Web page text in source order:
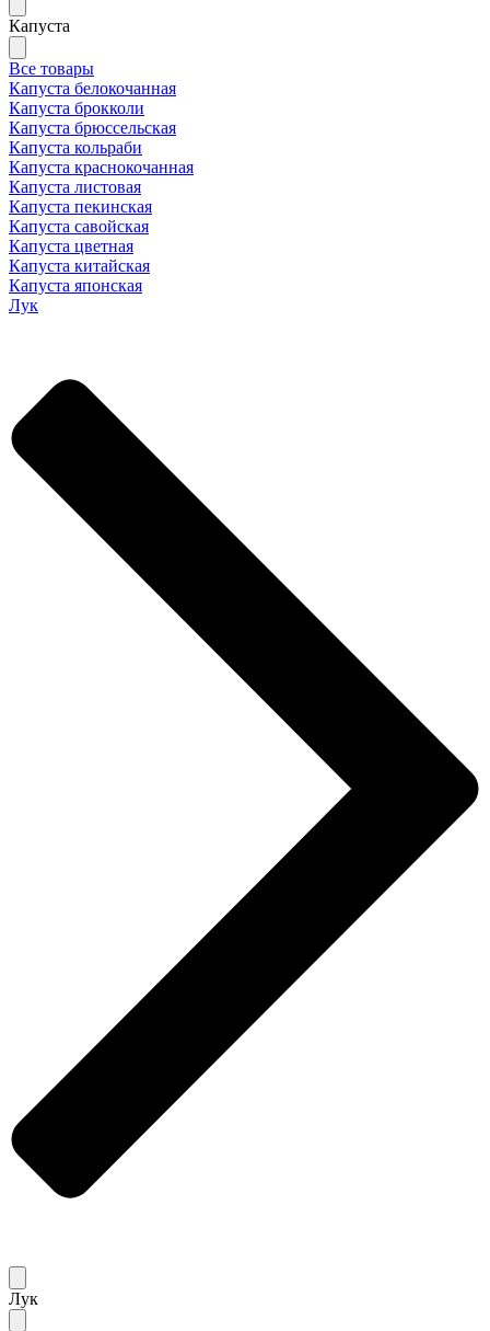
Капуста
Все товары
Капуста белокочанная
Капуста брокколи
Капуста брюссельская
Капуста кольраби
Капуста краснокочанная
Капуста листовая
Капуста пекинская
Капуста савойская
Капуста цветная
Капуста китайская
Капуста японская
Лук
Лук